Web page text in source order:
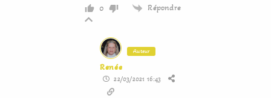
0 Répondre
Auteur
Renée
22/03/2021 16:43